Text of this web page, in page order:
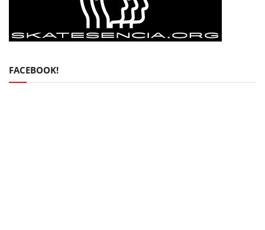
FACEBOOK!